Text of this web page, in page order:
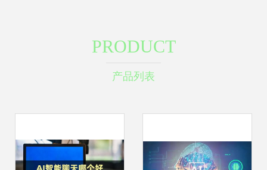
PRODUCT
产品列表